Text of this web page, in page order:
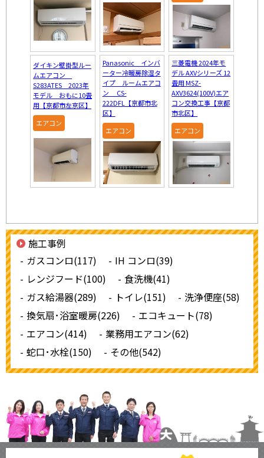
ダイキン壁掛型ルー
ムエアコン
S283ATES 2023年
モデル おもに10畳
用【京都市左京区】
エアコン
Panasonic インバ
ーター冷暖房除湿タ
イプ ルームエアコ
ン CS-
222DFL【京都市北
区】
エアコン
三菱電機 2024年モ
デル AXVシリーズ 12
畳用 MSZ-
AXV3624(100V)エア
コン交換工事【京都
市北区】
エアコン
施工事例
ガスコンロ(117)
IH コンロ(39)
レンジフード(100)
食洗機(41)
ガス給湯器(289)
トイレ(151)
洗浄便座(58)
換気扇･浴室暖房(226)
エコキュート(78)
エアコン(414)
業務用エアコン(62)
蛇口･水栓(150)
その他(542)